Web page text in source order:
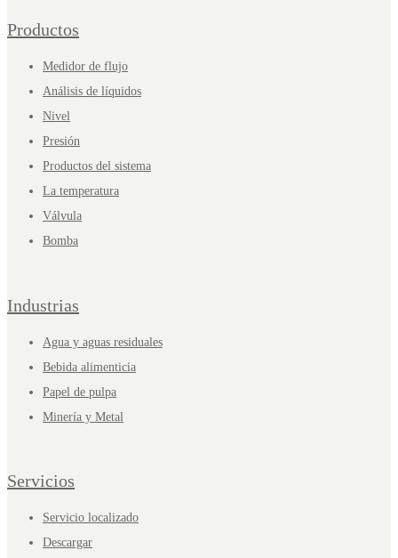
Productos
Medidor de flujo
Análisis de líquidos
Nivel
Presión
Productos del sistema
La temperatura
Válvula
Bomba
Industrias
Agua y aguas residuales
Bebida alimenticia
Papel de pulpa
Minería y Metal
Servicios
Servicio localizado
Descargar